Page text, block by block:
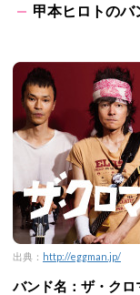
甲本ヒロトの
出典： http://eggman.jp/
バンド名：ザ・クロ